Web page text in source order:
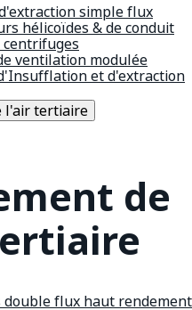
simple flux
hélicoïdes & de conduit
ventilation modulée
et d'extraction
l'air tertiaire
de
double flux haut rendement